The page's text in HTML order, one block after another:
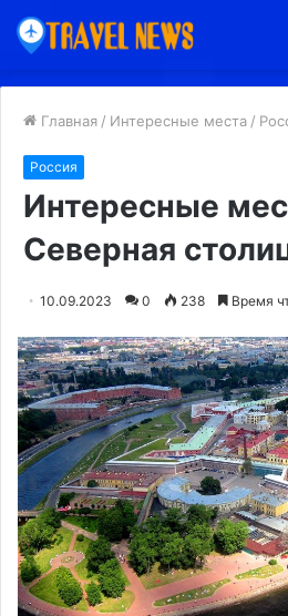
Главная / Интересные места /
Россия
Интересные
Северная
10.09.2023 0 238 Время